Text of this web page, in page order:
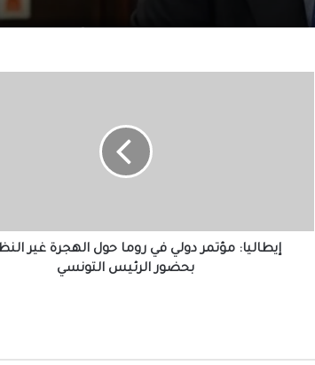
الوطنية بدولة ليبيا
الرئيس السيسي لأمير الكويت: مرفوض تماماً
مصر تدين الاعتداءات التي استهدفت المملكة
النظامية
إيطاليا: مؤتمر دولي في روما حول الهجرة غير
بحضور الرئيس التونسي